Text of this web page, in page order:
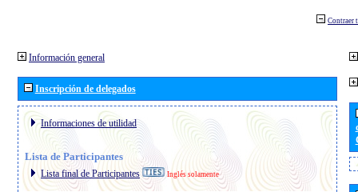
Contraer
Información general
Inscripción de delegados
Informaciones de utilidad
Lista de Participantes
Lista final de Participantes Inglés solamente